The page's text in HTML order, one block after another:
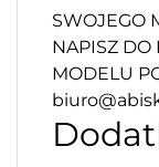
SWOJEGO
NAPISZ DO
MODELU